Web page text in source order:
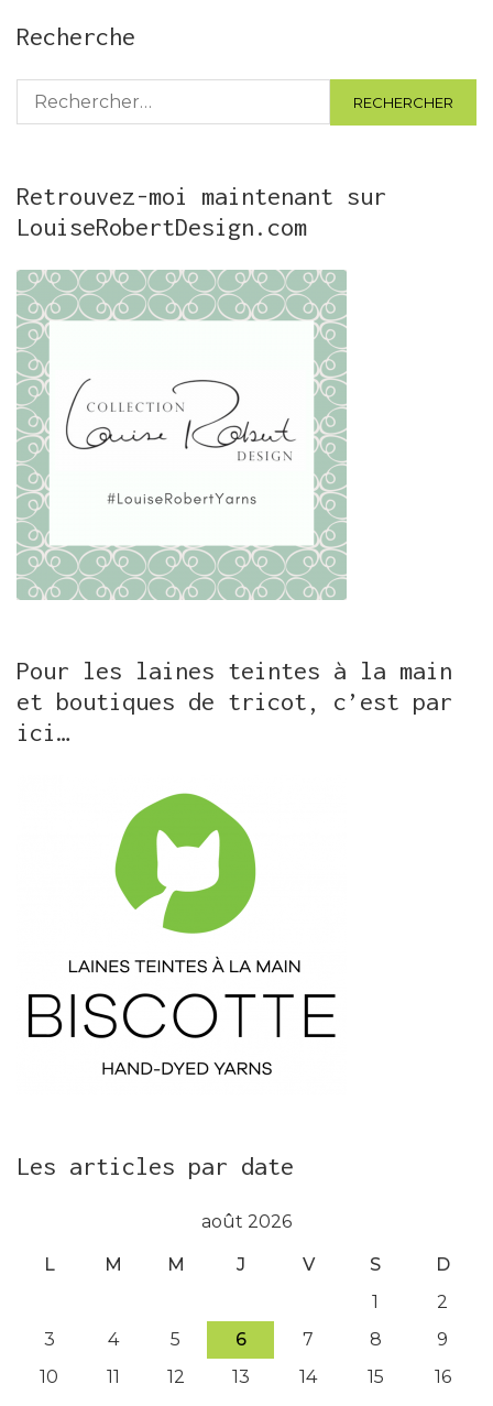
Recherche
Rechercher :
Retrouvez-moi maintenant sur
LouiseRobertDesign.com
Pour les laines teintes à la main
et boutiques de tricot, c’est par
ici…
Les articles par date
août 2026
L M M J V S
D
1
2
3
4 5 6 7 8
9
10
11 12 13 14 15
16